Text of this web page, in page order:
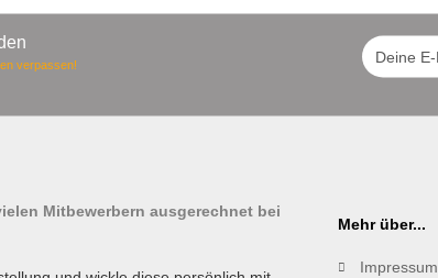
verpassen!
Mitbewerbern ausgerechnet bei
Mehr über...
Impressum